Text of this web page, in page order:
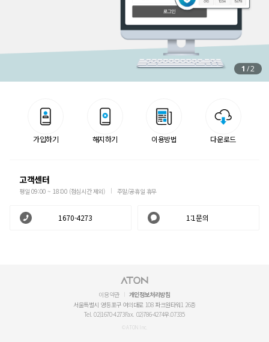
1 /2
가입하기 해지하기 이용방법 다운로드
고객센터
평일 09:00 ~ 18:00 (점심시간 제외) 주말/공휴일 휴무
1670-4273 1:1문의
이용약관
개인정보처리방침
서울특별시 영등포구 여의대로 108 파크원타워1 26층
Tel. 02)1670-4273Fax. 02)786-4274우.07335
© ATON Inc.